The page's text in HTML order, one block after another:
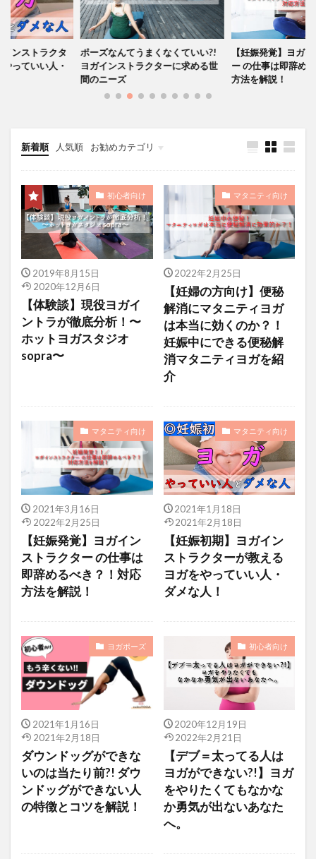
くなくていい?!
ターに求める世
【妊娠発覚】ヨガインストラクタ
ー の仕事は即辞めるべき？！対応
方法を解説！
ポーズが辛いのは
い？！【目的別】
しい選び方
新着順 人気順 お勧めカテゴリ
未分類
初心者向け
2019年8月15日
2020年12月6日
【体験談】現役ヨガイ
ントラが徹底分析！〜
ホットヨガスタジオ
sopra〜
マタニティ向け
2022年2月25日
【妊婦の方向け】便秘
解消にマタニティヨガ
は本当に効くのか？！
妊娠中にできる便秘解
消マタニティヨガを紹
介
マタニティ向け
2021年3月16日
2022年2月25日
【妊娠発覚】ヨガイン
ストラクター の仕事は
即辞めるべき？！対応
方法を解説！
マタニティ向け
2021年1月18日
2021年2月18日
【妊娠初期】ヨガイン
ストラクターが教える
ヨガをやっていい人・
ダメな人！
ヨガポーズ
2021年1月16日
2021年2月18日
ダウンドッグができな
いのは当たり前?! ダウ
ンドッグができない人
の特徴とコツを解説！
初心者向け
2020年12月19日
2022年2月21日
【デブ＝太ってる人は
ヨガができない?!】ヨガ
をやりたくてもなかな
か勇気が出ないあなた
へ。